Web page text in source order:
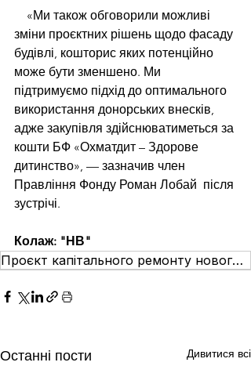
зміни проєктних рішень щодо фасаду
будівлі, кошторис яких потенційно
може бути зменшено. Ми
підтримуємо підхід до оптимального
використання донорських внесків,
адже закупівля здійснюватиметься за
кошти БФ «Охматдит – Здорове
дитинство», — зазначив член
Правління Фонду Роман Лобай  після
зустрічі.
Колаж: "НВ"
Проєкт капітального ремонту нового корпусу НДСЛ «Охматдит»
Останні пости Дивитися всі